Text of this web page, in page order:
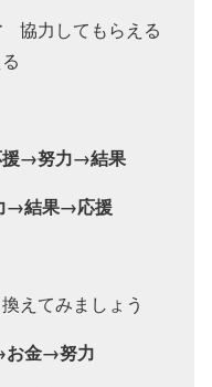
協力してもらえる
→努力→結果
→結果→応援
えてみましょう
金→努力